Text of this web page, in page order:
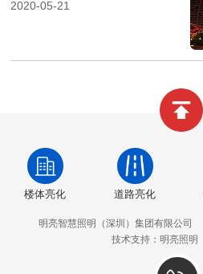
2020-05-21
楼体亮化 道路亮化
明亮智慧照明（深圳）集团有限公司
技术支持：明亮照明